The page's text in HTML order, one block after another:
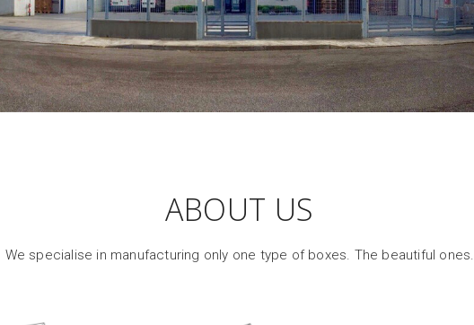
ABOUT US
We specialise in manufacturing only one type of boxes. The beautiful ones.